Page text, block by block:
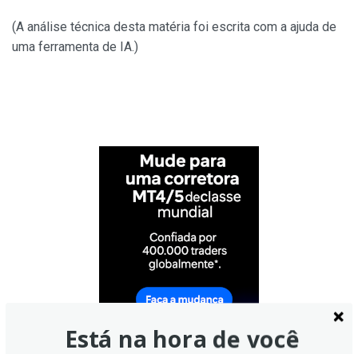
(A análise técnica desta matéria foi escrita com a ajuda de
uma ferramenta de IA.)
Está na hora de você